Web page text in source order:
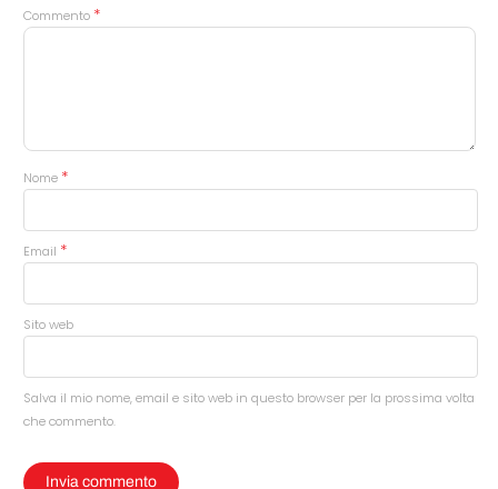
Commento *
Nome *
Email *
Sito web
Salva il mio nome, email e sito web in questo browser per la prossima volta
che commento.